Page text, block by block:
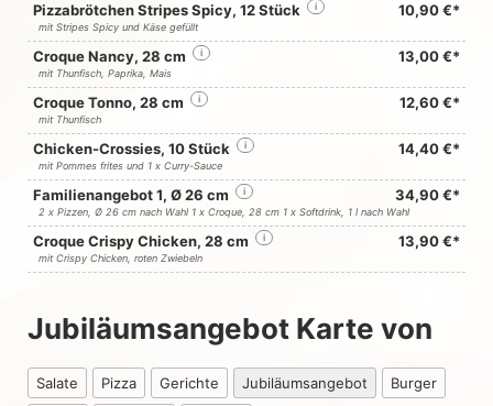
Pizzabrötchen Stripes Spicy, 12 Stück i 10,90 €*
mit Stripes Spicy und Käse gefüllt
Croque Nancy, 28 cm i 13,00 €*
mit Thunfisch, Paprika, Mais
Croque Tonno, 28 cm i 12,60 €*
mit Thunfisch
Chicken-Crossies, 10 Stück i 14,40 €*
mit Pommes frites und 1 x Curry-Sauce
Familienangebot 1, Ø 26 cm i 34,90 €*
2 x Pizzen, Ø 26 cm nach Wahl 1 x Croque, 28 cm 1 x Softdrink, 1 l nach Wahl
Croque Crispy Chicken, 28 cm i 13,90 €*
mit Crispy Chicken, roten Zwiebeln
Jubiläumsangebot Karte von
Salate Pizza Gerichte Jubiläumsangebot Burger